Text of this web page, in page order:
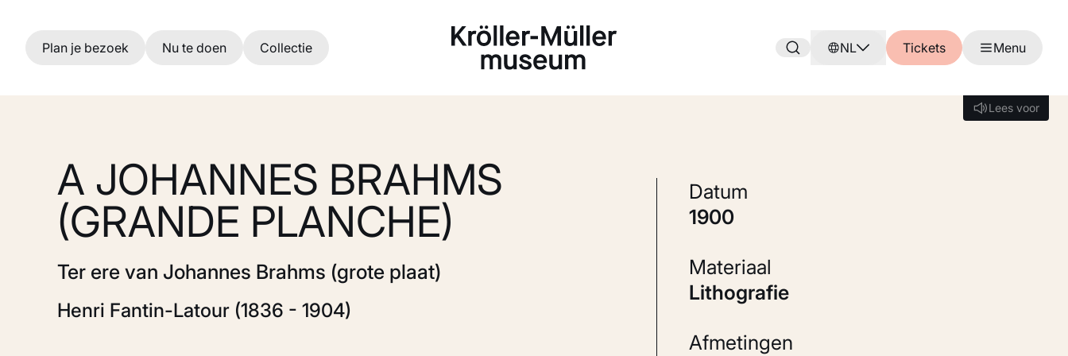
Ga naar hoofdinhoud
Plan je bezoek Nu te doen Collectie NL Tickets Menu
Lees voor
Lees voor
A JOHANNES BRAHMS
(GRANDE PLANCHE)
Ter ere van Johannes Brahms (grote plaat)
Henri Fantin-Latour (1836 - 1904)
Datum
1900
Materiaal
Lithografie
Afmetingen